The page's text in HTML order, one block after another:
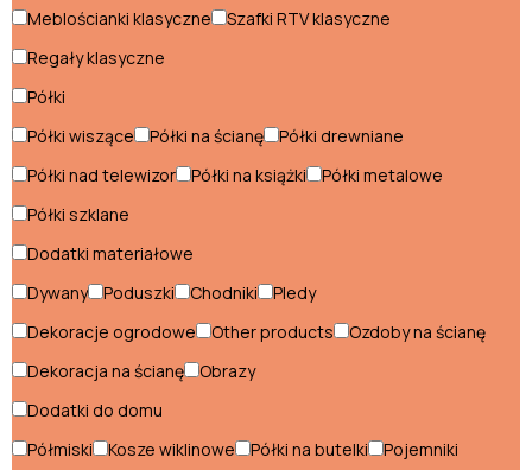
Stoliki klasyczne
Szafki nocne klasyczne
Szafki RTV klasyczne
Szafy klasyczne
Witryny klasyczne
Styl loftowy
Biurka loftowe
Meblościanki klasyczne
Szafki RTV klasyczne
Regały klasyczne
Półki
Półki wiszące
Półki na ścianę
Półki drewniane
Półki nad telewizor
Półki na książki
Półki metalowe
Półki szklane
Dodatki materiałowe
Dywany
Poduszki Chodniki
Pledy
Dekoracje ogrodowe
Other products
Ozdoby na ścianę
Dekoracja na ścianę
Obrazy
Dodatki do domu
Półmiski
Kosze wiklinowe Półki na butelki
Pojemniki